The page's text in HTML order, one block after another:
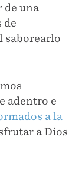
de una
de
saborearlo
adentro e
a la
a Dios